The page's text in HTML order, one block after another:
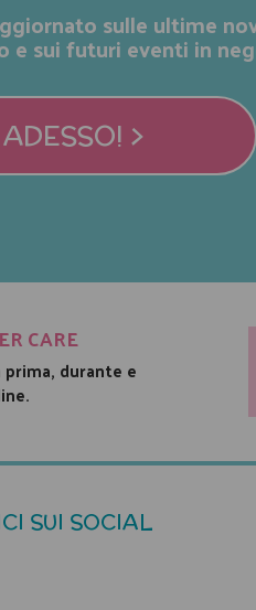
sulle ultime
e sui futuri eventi in
>
CARE
prima, durante e
SUI SOCIAL